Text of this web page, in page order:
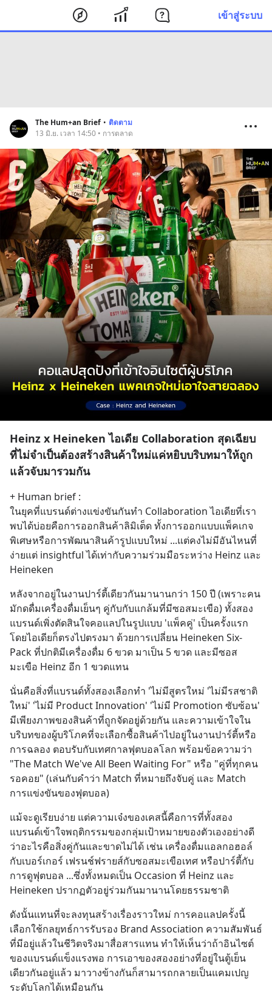
เข้าสู่ระบบ
The Hum+an Brief • ติดตาม
13 มิ.ย. เวลา 14:50 • การตลาด
Heinz x Heineken ไอเดีย Collaboration สุดเฉียบ
ที่ไม่จำเป็นต้องสร้างสินค้าใหม่แค่หยิบบริบทมาให้ถูก
แล้วจับมารวมกัน
+ Human brief :
ในยุคที่แบรนด์ต่างแข่งขันกันทำ Collaboration ไอเดียที่เรา
พบได้บ่อยคือการออกสินค้าลิมิเต็ด ทั้งการออกแบบแพ็คเกจ
พิเศษหรือการพัฒนาสินค้ารูปแบบใหม่ ...แต่คงไม่มีอันไหนที่
ง่ายแต่ insightful ได้เท่ากับความร่วมมือระหว่าง Heinz และ
Heineken
หลังจากอยู่ในงานปาร์ตี้เดียวกันมานานกว่า 150 ปี (เพราะคน
มักดดื่มเครื่องดื่มเย็นๆ คู่กับกับแกล้มที่มีซอสมะเขือ) ทั้งสอง
แบรนด์เพิ่งตัดสินใจคอแลปในรูปแบบ 'แพ็คคู่' เป็นครั้งแรก
โดยไอเดียก็ตรงไปตรงมา ด้วยการเปลี่ยน Heineken Six-
Pack ที่ปกติมีเครื่องดื่ม 6 ขวด มาเป็น 5 ขวด และมีซอส
มะเขือ Heinz อีก 1 ขวดแทน
นั่นคือสิ่งที่แบรนด์ทั้งสองเลือกทำ 'ไม่มีสูตรใหม่ 'ไม่มีรสชาติ
ใหม่' 'ไม่มี Product Innovation' 'ไม่มี Promotion ซับซ้อน'
มีเพียงภาพของสินค้าที่ถูกจัดอยู่ด้วยกัน และความเข้าใจใน
บริบทของผู้บริโภคที่จะเลือกซื้อสินค้าไปอยู่ในงานปาร์ตี้หรือ
การฉลอง ตอบรับกับเทศกาลฟุตบอลโลก พร้อมข้อความว่า
"The Match We've All Been Waiting For" หรือ "คู่ที่ทุกคน
รอคอย" (เล่นกับคำว่า Match ที่หมายถึงจับคู่ และ Match
การแข่งขันของฟุตบอล)
แม้จะดูเรียบง่าย แต่ความเจ๋งของเคสนี้คือการที่ทั้งสอง
แบรนด์เข้าใจพฤติกรรมของกลุ่มเป้าหมายของตัวเองอย่างดี
ว่าอะไรคือสิ่งคู่กันและขาดไม่ได้ เช่น เครื่องดื่มแอลกอฮอล์
กับเบอร์เกอร์ เฟรนช์ฟรายส์กับซอสมะเขือเทศ หรือปาร์ตี้กับ
การดูฟุตบอล ...ซึ่งทั้งหมดเป็น Occasion ที่ Heinz และ
Heineken ปรากฏตัวอยู่ร่วมกันมานานโดยธรรมชาติ
ดังนั้นแทนที่จะลงทุนสร้างเรื่องราวใหม่ การคอแลปครั้งนี้
เลือกใช้กลยุทธ์การรับรอง Brand Association ความสัมพันธ์
ที่มีอยู่แล้วในชีวิตจริงมาสื่อสารแทน ทำให้เห็นว่าถ้าอินไซต์
ของแบรนด์แข็งแรงพอ การเอาของสองอย่างที่อยู่ในตู้เย็น
เดียวกันอยู่แล้ว มาวางข้างกันก็สามารถกลายเป็นแคมเปญ
ระดับโลกได้เหมือนกัน